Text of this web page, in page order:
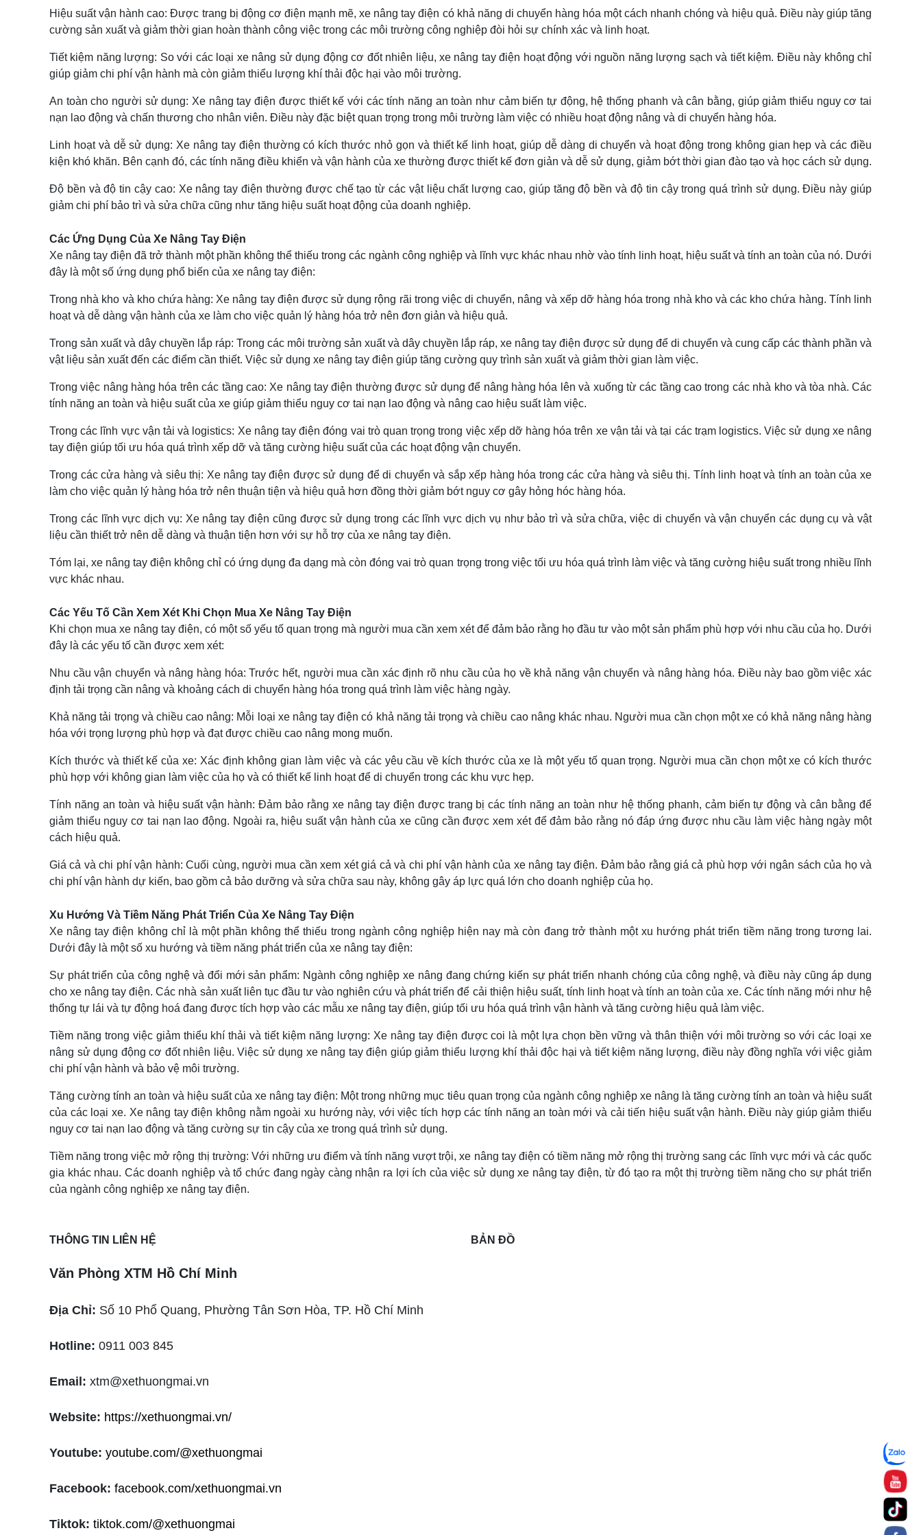
Hiệu suất vận hành cao: Được trang bị động cơ điện mạnh mẽ, xe nâng tay điện có khả năng di chuyển hàng hóa một cách nhanh chóng và hiệu quả. Điều này giúp tăng
cường sản xuất và giảm thời gian hoàn thành công việc trong các môi trường công nghiệp đòi hỏi sự chính xác và linh hoạt.
Tiết kiệm năng lượng: So với các loại xe nâng sử dụng động cơ đốt nhiên liệu, xe nâng tay điện hoạt động với nguồn năng lượng sạch và tiết kiệm. Điều này không chỉ
giúp giảm chi phí vận hành mà còn giảm thiểu lượng khí thải độc hại vào môi trường.
An toàn cho người sử dụng: Xe nâng tay điện được thiết kế với các tính năng an toàn như cảm biến tự động, hệ thống phanh và cân bằng, giúp giảm thiểu nguy cơ tai
nạn lao động và chấn thương cho nhân viên. Điều này đặc biệt quan trọng trong môi trường làm việc có nhiều hoạt động nâng và di chuyển hàng hóa.
Linh hoạt và dễ sử dụng: Xe nâng tay điện thường có kích thước nhỏ gọn và thiết kế linh hoạt, giúp dễ dàng di chuyển và hoạt động trong không gian hẹp và các điều
kiện khó khăn. Bên cạnh đó, các tính năng điều khiển và vận hành của xe thường được thiết kế đơn giản và dễ sử dụng, giảm bớt thời gian đào tạo và học cách sử dụng.
Độ bền và độ tin cậy cao: Xe nâng tay điện thường được chế tạo từ các vật liệu chất lượng cao, giúp tăng độ bền và độ tin cậy trong quá trình sử dụng. Điều này giúp
giảm chi phí bảo trì và sửa chữa cũng như tăng hiệu suất hoạt động của doanh nghiệp.
Các Ứng Dụng Của Xe Nâng Tay Điện
Xe nâng tay điện đã trở thành một phần không thể thiếu trong các ngành công nghiệp và lĩnh vực khác nhau nhờ vào tính linh hoạt, hiệu suất và tính an toàn của nó. Dưới
đây là một số ứng dụng phổ biến của xe nâng tay điện:
Trong nhà kho và kho chứa hàng: Xe nâng tay điện được sử dụng rộng rãi trong việc di chuyển, nâng và xếp dỡ hàng hóa trong nhà kho và các kho chứa hàng. Tính linh
hoạt và dễ dàng vận hành của xe làm cho việc quản lý hàng hóa trở nên đơn giản và hiệu quả.
Trong sản xuất và dây chuyền lắp ráp: Trong các môi trường sản xuất và dây chuyền lắp ráp, xe nâng tay điện được sử dụng để di chuyển và cung cấp các thành phần và
vật liệu sản xuất đến các điểm cần thiết. Việc sử dụng xe nâng tay điện giúp tăng cường quy trình sản xuất và giảm thời gian làm việc.
Trong việc nâng hàng hóa trên các tầng cao: Xe nâng tay điện thường được sử dụng để nâng hàng hóa lên và xuống từ các tầng cao trong các nhà kho và tòa nhà. Các
tính năng an toàn và hiệu suất của xe giúp giảm thiểu nguy cơ tai nạn lao động và nâng cao hiệu suất làm việc.
Trong các lĩnh vực vận tải và logistics: Xe nâng tay điện đóng vai trò quan trọng trong việc xếp dỡ hàng hóa trên xe vận tải và tại các trạm logistics. Việc sử dụng xe nâng
tay điện giúp tối ưu hóa quá trình xếp dỡ và tăng cường hiệu suất của các hoạt động vận chuyển.
Trong các cửa hàng và siêu thị: Xe nâng tay điện được sử dụng để di chuyển và sắp xếp hàng hóa trong các cửa hàng và siêu thị. Tính linh hoạt và tính an toàn của xe
làm cho việc quản lý hàng hóa trở nên thuận tiện và hiệu quả hơn đồng thời giảm bớt nguy cơ gây hỏng hóc hàng hóa.
Trong các lĩnh vực dịch vụ: Xe nâng tay điện cũng được sử dụng trong các lĩnh vực dịch vụ như bảo trì và sửa chữa, việc di chuyển và vận chuyển các dụng cụ và vật
liệu cần thiết trở nên dễ dàng và thuận tiện hơn với sự hỗ trợ của xe nâng tay điện.
Tóm lại, xe nâng tay điện không chỉ có ứng dụng đa dạng mà còn đóng vai trò quan trọng trong việc tối ưu hóa quá trình làm việc và tăng cường hiệu suất trong nhiều lĩnh
vực khác nhau.
Các Yếu Tố Cần Xem Xét Khi Chọn Mua Xe Nâng Tay Điện
Khi chọn mua xe nâng tay điện, có một số yếu tố quan trọng mà người mua cần xem xét để đảm bảo rằng họ đầu tư vào một sản phẩm phù hợp với nhu cầu của họ. Dưới
đây là các yếu tố cần được xem xét:
Nhu cầu vận chuyển và nâng hàng hóa: Trước hết, người mua cần xác định rõ nhu cầu của họ về khả năng vận chuyển và nâng hàng hóa. Điều này bao gồm việc xác
định tải trọng cần nâng và khoảng cách di chuyển hàng hóa trong quá trình làm việc hàng ngày.
Khả năng tải trọng và chiều cao nâng: Mỗi loại xe nâng tay điện có khả năng tải trọng và chiều cao nâng khác nhau. Người mua cần chọn một xe có khả năng nâng hàng
hóa với trọng lượng phù hợp và đạt được chiều cao nâng mong muốn.
Kích thước và thiết kế của xe: Xác định không gian làm việc và các yêu cầu về kích thước của xe là một yếu tố quan trọng. Người mua cần chọn một xe có kích thước
phù hợp với không gian làm việc của họ và có thiết kế linh hoạt để di chuyển trong các khu vực hẹp.
Tính năng an toàn và hiệu suất vận hành: Đảm bảo rằng xe nâng tay điện được trang bị các tính năng an toàn như hệ thống phanh, cảm biến tự động và cân bằng để
giảm thiểu nguy cơ tai nạn lao động. Ngoài ra, hiệu suất vận hành của xe cũng cần được xem xét để đảm bảo rằng nó đáp ứng được nhu cầu làm việc hàng ngày một
cách hiệu quả.
Giá cả và chi phí vận hành: Cuối cùng, người mua cần xem xét giá cả và chi phí vận hành của xe nâng tay điện. Đảm bảo rằng giá cả phù hợp với ngân sách của họ và
chi phí vận hành dự kiến, bao gồm cả bảo dưỡng và sửa chữa sau này, không gây áp lực quá lớn cho doanh nghiệp của họ.
Xu Hướng Và Tiềm Năng Phát Triển Của Xe Nâng Tay Điện
Xe nâng tay điện không chỉ là một phần không thể thiếu trong ngành công nghiệp hiện nay mà còn đang trở thành một xu hướng phát triển tiềm năng trong tương lai.
Dưới đây là một số xu hướng và tiềm năng phát triển của xe nâng tay điện:
Sự phát triển của công nghệ và đổi mới sản phẩm: Ngành công nghiệp xe nâng đang chứng kiến sự phát triển nhanh chóng của công nghệ, và điều này cũng áp dụng
cho xe nâng tay điện. Các nhà sản xuất liên tục đầu tư vào nghiên cứu và phát triển để cải thiện hiệu suất, tính linh hoạt và tính an toàn của xe. Các tính năng mới như hệ
thống tự lái và tự động hoá đang được tích hợp vào các mẫu xe nâng tay điện, giúp tối ưu hóa quá trình vận hành và tăng cường hiệu quả làm việc.
Tiềm năng trong việc giảm thiểu khí thải và tiết kiệm năng lượng: Xe nâng tay điện được coi là một lựa chọn bền vững và thân thiện với môi trường so với các loại xe
nâng sử dụng động cơ đốt nhiên liệu. Việc sử dụng xe nâng tay điện giúp giảm thiểu lượng khí thải độc hại và tiết kiệm năng lượng, điều này đồng nghĩa với việc giảm
chi phí vận hành và bảo vệ môi trường.
Tăng cường tính an toàn và hiệu suất của xe nâng tay điện: Một trong những mục tiêu quan trọng của ngành công nghiệp xe nâng là tăng cường tính an toàn và hiệu suất
của các loại xe. Xe nâng tay điện không nằm ngoài xu hướng này, với việc tích hợp các tính năng an toàn mới và cải tiến hiệu suất vận hành. Điều này giúp giảm thiểu
nguy cơ tai nạn lao động và tăng cường sự tin cậy của xe trong quá trình sử dụng.
Tiềm năng trong việc mở rộng thị trường: Với những ưu điểm và tính năng vượt trội, xe nâng tay điện có tiềm năng mở rộng thị trường sang các lĩnh vực mới và các quốc
gia khác nhau. Các doanh nghiệp và tổ chức đang ngày càng nhận ra lợi ích của việc sử dụng xe nâng tay điện, từ đó tạo ra một thị trường tiềm năng cho sự phát triển
của ngành công nghiệp xe nâng tay điện.
THÔNG TIN LIÊN HỆ
Văn Phòng XTM Hồ Chí Minh
Địa Chỉ: Số 10 Phổ Quang, Phường Tân Sơn Hòa, TP. Hồ Chí Minh
Hotline: 0911 003 845
Email: xtm@xethuongmai.vn
Website: https://xethuongmai.vn/
Youtube: youtube.com/@xethuongmai
Facebook: facebook.com/xethuongmai.vn
Tiktok: tiktok.com/@xethuongmai
BẢN ĐỒ